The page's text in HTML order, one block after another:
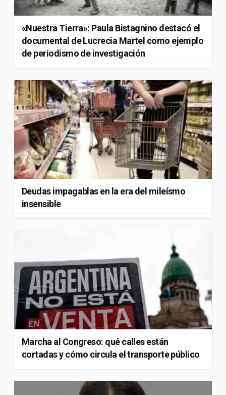
«Nuestra Tierra»: Paula Bistagnino destacó el
documental de Lucrecia Martel como ejemplo
de periodismo de investigación
Deudas impagablas en la era del mileísmo
insensible
Marcha al Congreso: qué calles están
cortadas y cómo circula el transporte público